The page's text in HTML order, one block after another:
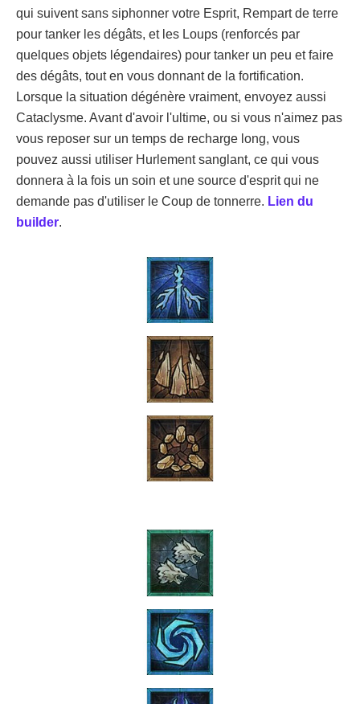
qui suivent sans siphonner votre Esprit, Rempart de terre
pour tanker les dégâts, et les Loups (renforcés par
quelques objets légendaires) pour tanker un peu et faire
des dégâts, tout en vous donnant de la fortification.
Lorsque la situation dégénère vraiment, envoyez aussi
Cataclysme. Avant d'avoir l'ultime, ou si vous n'aimez pas
vous reposer sur un temps de recharge long, vous
pouvez aussi utiliser Hurlement sanglant, ce qui vous
donnera à la fois un soin et une source d'esprit qui ne
demande pas d'utiliser le Coup de tonnerre. Lien du
builder.